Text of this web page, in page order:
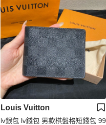
Louis Vuitton
lv銀包 lv錢包 男款棋盤格短錢包 99